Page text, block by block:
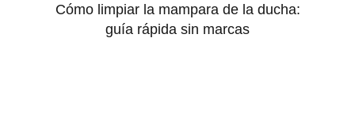
Cómo limpiar la mampara de la ducha:
guía rápida sin marcas